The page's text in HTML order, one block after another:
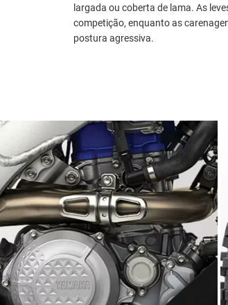
largada ou coberta de lama. As
competição, enquanto as
postura agressiva.